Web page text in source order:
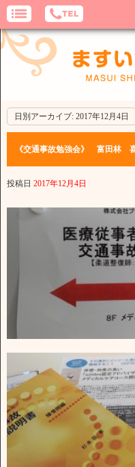
日別アーカイブ: 2017年12月4日
《交通事故勉強会》 富田林
投稿日 2017年12月4日